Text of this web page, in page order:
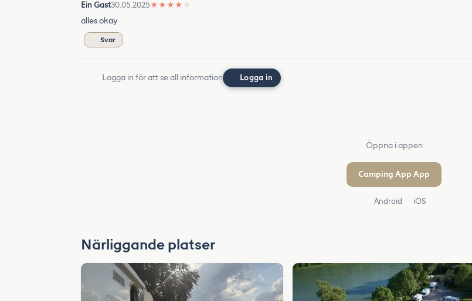
Ein Gast30.05.2025★ ★ ★ ★ ★
alles okay
Svar
Logga in för att se all information Logga in
Öppna i appen
Camping App App
Android iOS
Närliggande platser